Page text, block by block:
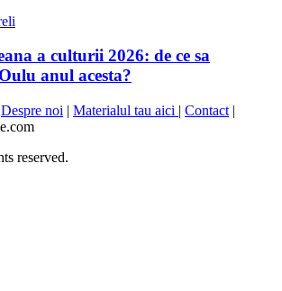
a culturii 2026: de ce sa
anul acesta?
Despre noi | Materialul tau aici | Contact |
reserved.